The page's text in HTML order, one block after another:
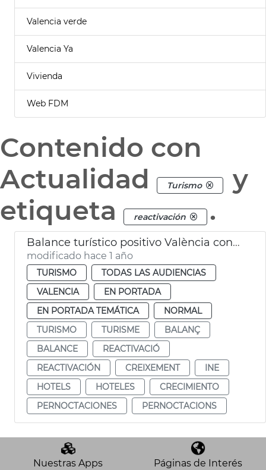
Valencia verde
Valencia Ya
Vivienda
Web FDM
Contenido con
Actualidad
Turismo
y
etiqueta
reactivación .
Balance turístico positivo València con un 10 % más de pernoctaciones en 2024
modificado hace 1 año
TURISMO
TODAS LAS AUDIENCIAS
VALENCIA
EN PORTADA
EN PORTADA TEMÁTICA
NORMAL
TURISMO
TURISME
BALANÇ
BALANCE
REACTIVACIÓ
REACTIVACIÓN
CREIXEMENT
INE
HOTELS
HOTELES
CRECIMIENTO
PERNOCTACIONES
PERNOCTACIONS
Nuestras Apps Páginas de Interés